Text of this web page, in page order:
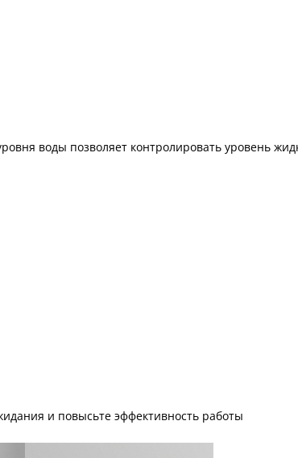
воды позволяет контролировать уровень
и повысьте эффективность работы